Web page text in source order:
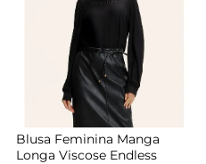
Blusa Feminina Manga
Longa Viscose Endless